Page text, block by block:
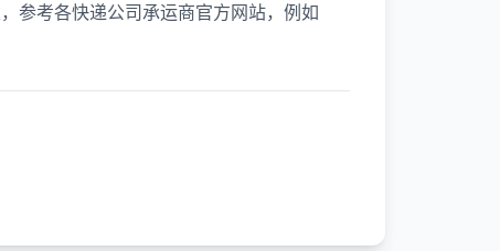
参考各快递公司承运商官方网站，例如